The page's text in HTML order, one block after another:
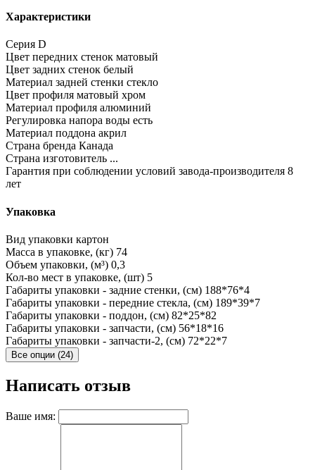
Характеристики
Серия D
Цвет передних стенок матовый
Цвет задних стенок белый
Материал задней стенки стекло
Цвет профиля матовый хром
Материал профиля алюминий
Регулировка напора воды есть
Материал поддона акрил
Страна бренда Канада
Страна изготовитель ...
Гарантия при соблюдении условий завода-производителя 8
лет
Упаковка
Вид упаковки картон
Масса в упаковке, (кг) 74
Объем упаковки, (м³) 0,3
Кол-во мест в упаковке, (шт) 5
Габариты упаковки - задние стенки, (см) 188*76*4
Габариты упаковки - передние стекла, (см) 189*39*7
Габариты упаковки - поддон, (см) 82*25*82
Габариты упаковки - запчасти, (см) 56*18*16
Габариты упаковки - запчасти-2, (см) 72*22*7
Все опции (24)
Написать отзыв
Ваше имя: